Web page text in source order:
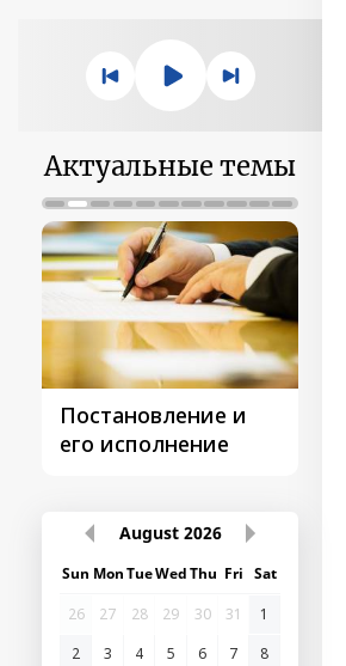
Актуальные темы
Постановление и
его исполнение
August 2026
Sun MonTueWedThu Fri Sat
26
27 28 29 30 31
1
2
3 4 5 6 7
8